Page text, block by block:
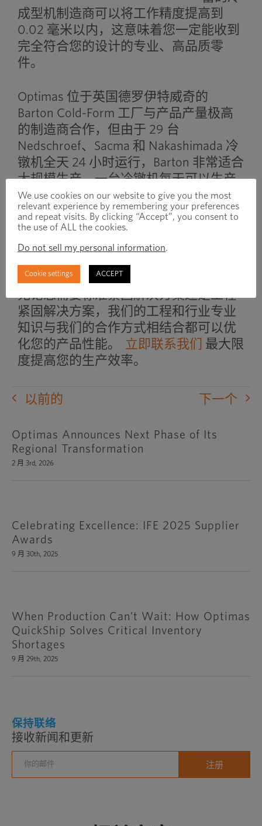
成型机制造商可以将工作精度提高到
0.02 毫米以内，这意味着您一定能收到
完全符合您的设计的专业、高品质零
件。
Optimas 位于英国德罗伊特威奇的
Barton Cold-Form 工厂与产品产量极高
的制造商合作，但由于 29 台
Nedschroef、Sacma 和 Nakashimada 冷
镦机全天 24 小时运行，Barton 非常适合
大规模生产。一台冷镦机每天可以生产
数十万件产品，这比其他形式的制造
（如热锻）要高得多。
我们在满足客户定制紧固需求方面拥有
90 多年的经验。我们的综合工程和制造
能力可以帮助您提高产品产量和质量。
无论您需要标准紧固解决方案还是工程
紧固解决方案，我们的工程和行业专业
知识与我们的合作方式相结合都可以优
化您的产品性能。 立即联系我们
最大限
度提高您的生产效率。
以前的 下一个
Optimas Announces Next Phase of Its
Regional Transformation
2 月 3rd, 2026
Celebrating Excellence: IFE 2025 Supplier
Awards
9 月 30th, 2025
When Production Can’t Wait: How Optimas
QuickShip Solves Critical Inventory
Shortages
9 月 29th, 2025
保持联络
接收新闻和更新
We use cookies on our website to give you the most
relevant experience by remembering your preferences
and repeat visits. By clicking “Accept”, you consent to
the use of ALL the cookies.
Do not sell my personal information.
Cookie settings ACCEPT